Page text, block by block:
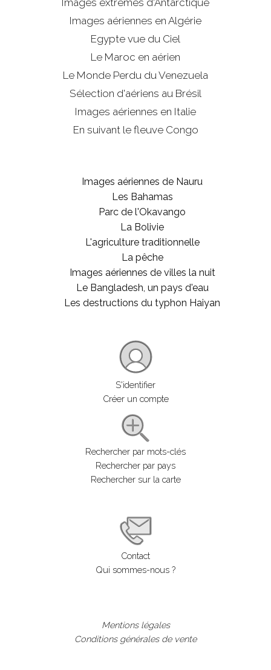
Images aériennes en Algérie
Egypte vue du Ciel
Le Maroc en aérien
Le Monde Perdu du Venezuela
Sélection d'aériens au Brésil
Images aériennes en Italie
En suivant le fleuve Congo
Images aériennes de Nauru
Les Bahamas
Parc de l'Okavango
La Bolivie
L'agriculture traditionnelle
La pêche
Images aériennes de villes la nuit
Le Bangladesh, un pays d'eau
Les destructions du typhon Haiyan
S'identifier
Créer un compte
Rechercher par mots-clés
Rechercher par pays
Rechercher sur la carte
Contact
Qui sommes-nous ?
Mentions légales
Conditions générales de vente